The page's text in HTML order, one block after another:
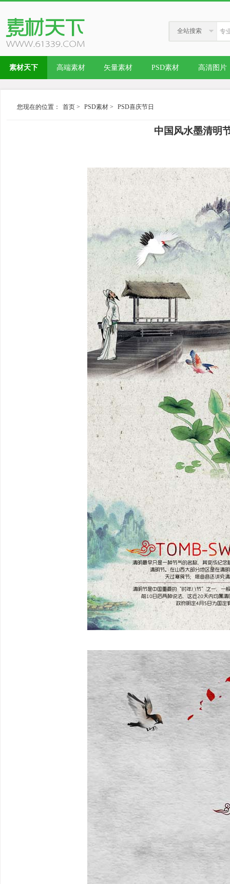
全站搜索
素材天下 高端素材 矢量素材 PSD素材 高清图片
您现在的位置： 首页 > PSD素材 > PSD喜庆节日
中国风水墨清明